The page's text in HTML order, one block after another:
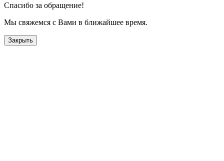
Спасибо за обращение!
Мы свяжемся с Вами в ближайшее время.
Закрыть